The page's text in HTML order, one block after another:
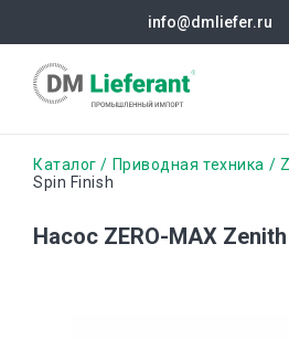
содержанию
info@dmliefer.ru
Строка
Каталог Приводная техника
Spin Finish
Насос ZERO-MAX